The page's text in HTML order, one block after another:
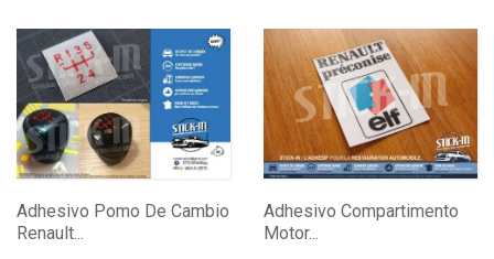
Adhesivo Pomo De Cambio
Renault...
Adhesivo Compartimento
Motor...